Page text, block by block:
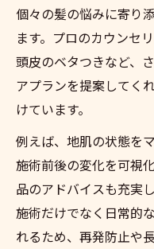
個々の髪の悩みに寄り
ます。プロのカウンセ
頭皮のベタつきなど、
アプランを提案してく
けています。
例えば、地肌の状態を
施術前後の変化を可視
品のアドバイスも充実
施術だけでなく日常的
れるため、再発防止や